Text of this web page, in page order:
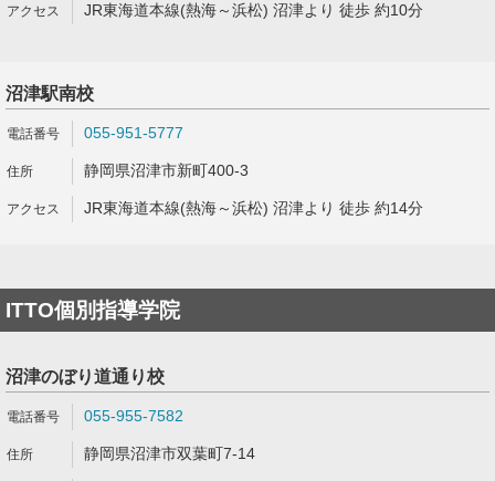
JR東海道本線(熱海～浜松) 沼津より 徒歩 約10分
沼津駅南校
055-951-5777
静岡県沼津市新町400-3
JR東海道本線(熱海～浜松) 沼津より 徒歩 約14分
ITTO個別指導学院
沼津のぼり道通り校
055-955-7582
静岡県沼津市双葉町7-14